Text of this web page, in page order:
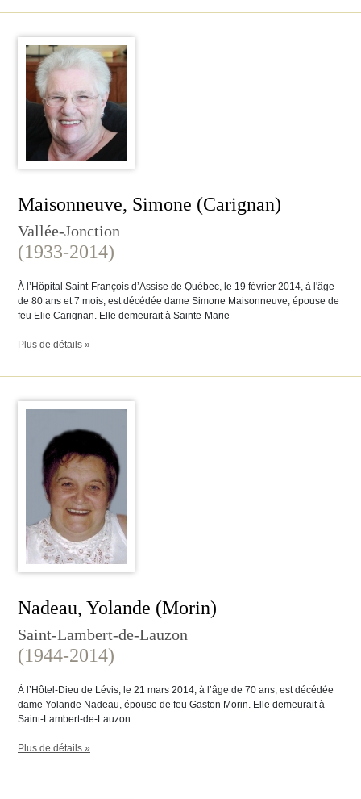
Maisonneuve, Simone (Carignan)
Vallée-Jonction
(1933-2014)
À l’Hôpital Saint-François d’Assise de Québec, le 19 février 2014, à l'âge
de 80 ans et 7 mois, est décédée dame Simone Maisonneuve, épouse de
feu Elie Carignan. Elle demeurait à Sainte-Marie
Plus de détails »
Nadeau, Yolande (Morin)
Saint-Lambert-de-Lauzon
(1944-2014)
À l’Hôtel-Dieu de Lévis, le 21 mars 2014, à l’âge de 70 ans, est décédée
dame Yolande Nadeau, épouse de feu Gaston Morin. Elle demeurait à
Saint-Lambert-de-Lauzon.
Plus de détails »